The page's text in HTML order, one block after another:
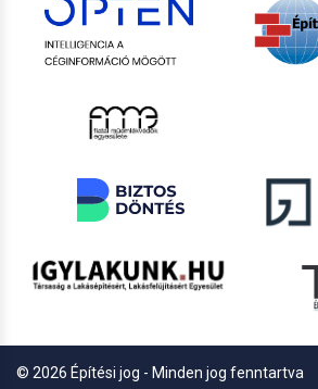
© 2026 Építési jog - Minden jog fenntartva